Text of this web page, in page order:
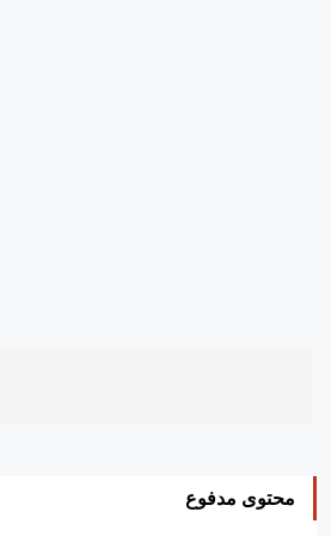
محتوى مدفوع